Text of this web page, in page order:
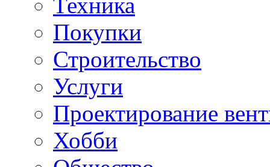
Покупки
Строительство
Услуги
Проектирование
Хобби